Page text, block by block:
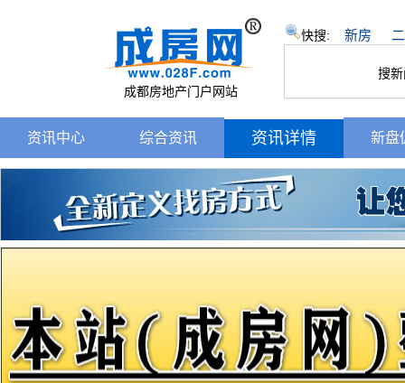
成都房地产门户网站
快搜: 新房
搜
资讯中心 综合资讯 资讯详情 新盘